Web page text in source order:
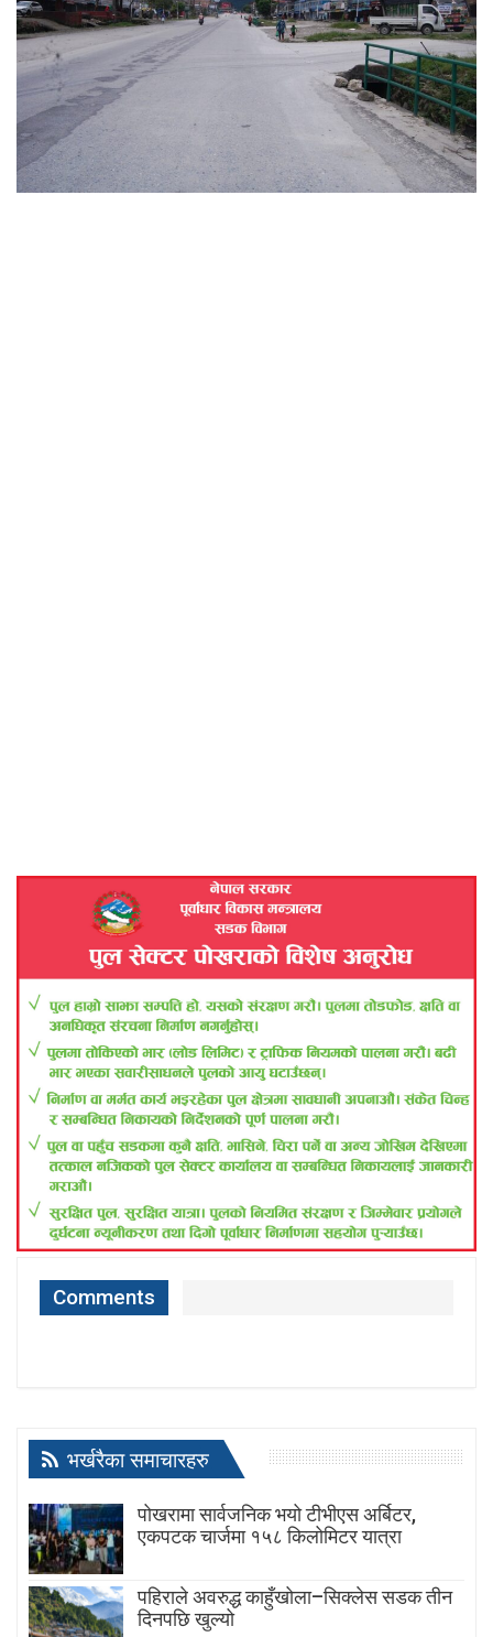
Comments
भर्खरैका समाचारहरु
पोखरामा सार्वजनिक भयो टीभीएस अर्बिटर,
एकपटक चार्जमा १५८ किलोमिटर यात्रा
पहिराले अवरुद्ध काहुँखोला–सिक्लेस सडक तीन
दिनपछि खुल्यो